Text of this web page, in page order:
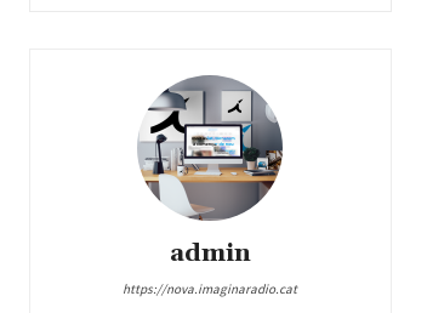
admin
https://nova.imaginaradio.cat